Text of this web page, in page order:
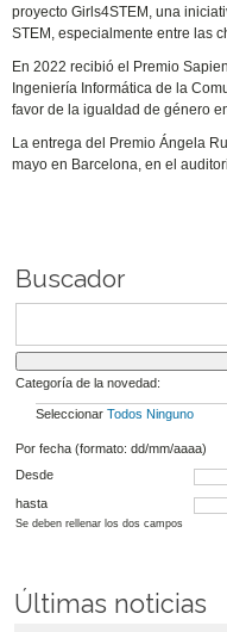
proyecto Girls4STEM, una
STEM, especialmente entre las
En 2022 recibió el Premio
Ingeniería Informática de la
favor de la igualdad de género
La entrega del Premio Ángela
mayo en Barcelona, en el
Buscador
Categoría de la novedad:
Seleccionar Todos Ninguno
Por fecha (formato: dd/mm/aaaa)
Desde
hasta
Se deben rellenar los dos campos
Últimas noticias